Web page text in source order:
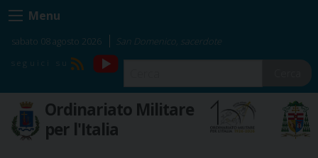
Skip
to
content
Menu
sabato 08 agosto 2026 San Domenico, sacerdote
RSS
YouTube
Ordinariato Militare
per l'Italia